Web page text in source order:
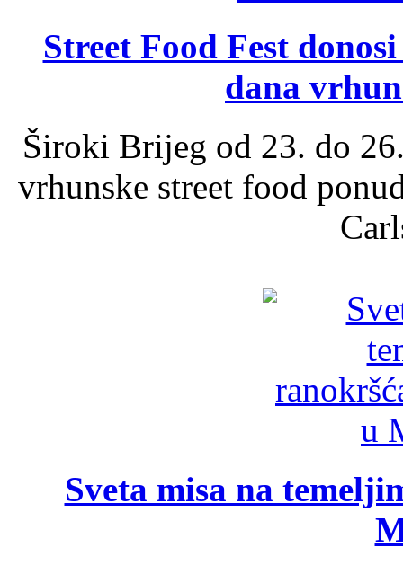
Street Food Fest
dana
Široki Brijeg od 23. do
vrhunske street food
Sveta misa na